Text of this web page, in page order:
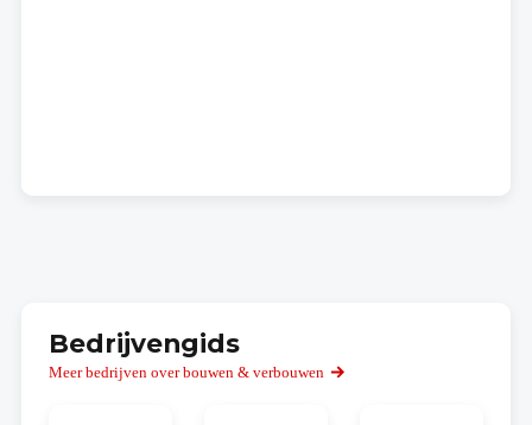
Bedrijvengids
Meer bedrijven over bouwen & verbouwen